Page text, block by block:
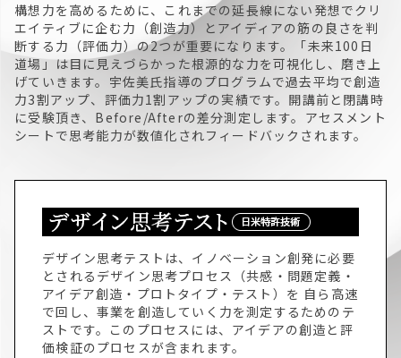
構想力を高めるために、これまでの延長線にない発想でクリ
エイティブに企む力（創造力）とアイディアの筋の良さを判
断する力（評価力）の2つが重要になります。「未来100日
道場」は目に見えづらかった根源的な力を可視化し、磨き上
げていきます。宇佐美氏指導のプログラムで過去平均で創造
力3割アップ、評価力1割アップの実績です。開講前と閉講時
に受験頂き、Before/Afterの差分測定します。アセスメント
シートで思考能力が数値化されフィードバックされます。
デザイン思考テストは、イノベーション創発に必要
とされるデザイン思考プロセス（共感・問題定義・
アイデア創造・プロトタイプ・テスト）を 自ら高速
で回し、事業を創造していく力を測定するためのテ
ストです。このプロセスには、アイデアの創造と評
価検証のプロセスが含まれます。